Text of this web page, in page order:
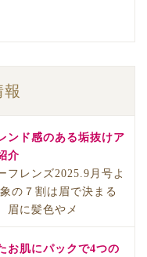
ンド感のある垢抜けア
介
フレンズ2025.9月号よ
の７割は眉で決まる
眉に髪色やメ
お肌にパックで4つの